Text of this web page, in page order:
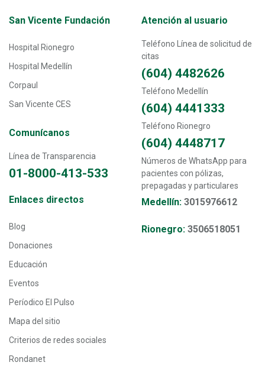
Transversal - Menú San Vicente fundación footer
San Vicente Fundación
Hospital Rionegro
Hospital Medellín
Corpaul
San Vicente CES
Comunícanos
Línea de Transparencia
01-8000-413-533
Atención al usuario
Teléfono Línea de solicitud de
citas
(604) 4482626
Teléfono Medellín
(604) 4441333
Teléfono Rionegro
(604) 4448717
Números de WhatsApp para
pacientes con pólizas,
prepagadas y particulares
Medellín: 3015976612
Rionegro: 3506518051
Transversal - Menú enlaces directos footer
Enlaces directos
Blog
Donaciones
Educación
Eventos
Períodico El Pulso
Mapa del sitio
Criterios de redes sociales
Rondanet